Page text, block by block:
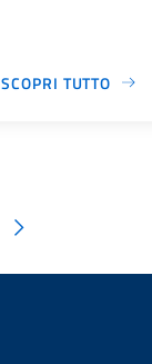
SCOPRI TUTTO